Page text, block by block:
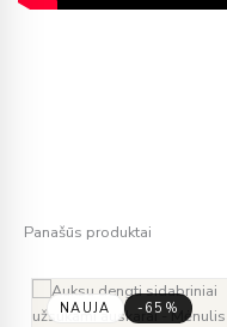
Panašūs produktai
NAUJA -65%